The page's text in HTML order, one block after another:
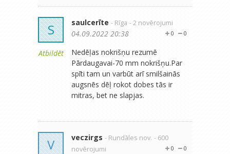
S
Atbildēt
saulcerīte - Rīga - 2 novērojumi
0
0
04.09.2022 20:38
Nedēļas nokrišņu rezumē
Pārdaugavai-70 mm nokrišņu.Par
spīti tam un varbūt arī smilšainās
augsnēs dēļ rokot dobes tās ir
mitras, bet ne slapjas.
V veczirgs - Rundāles nov. - 600
novērojumi
0
0